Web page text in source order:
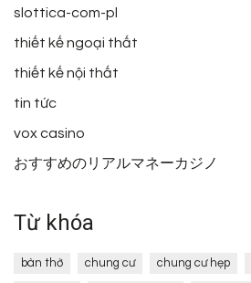
slottica-com-pl
thiết kế ngoại thất
thiết kế nội thất
tin tức
vox casino
おすすめのリアルマネーカジノ
Từ khóa
bàn thờ chung cư chung cư hẹp